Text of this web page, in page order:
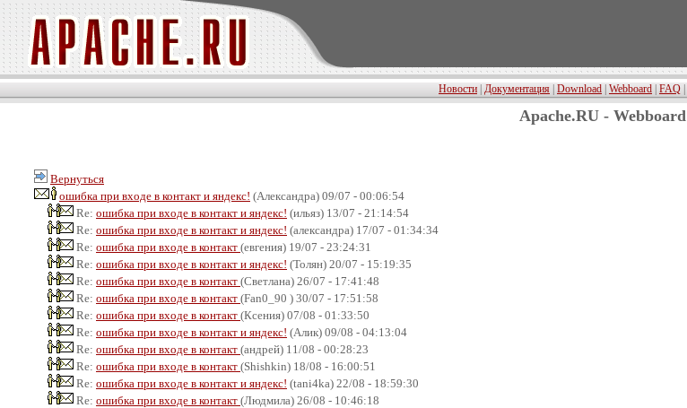
Новости Документация Download Webboard FAQ
Apache.RU - Webboard
Вернуться
ошибка при входе в контакт и яндекс! (Александра) 09/07 - 00:06:54
Re: ошибка при входе в контакт и яндекс! (ильяз) 13/07 - 21:14:54
Re: ошибка при входе в контакт и яндекс! (александра) 17/07 - 01:34:34
Re: ошибка при входе в контакт (евгения) 19/07 - 23:24:31
Re: ошибка при входе в контакт и яндекс! (Толян) 20/07 - 15:19:35
Re: ошибка при входе в контакт (Светлана) 26/07 - 17:41:48
Re: ошибка при входе в контакт (Fan0_90 ) 30/07 - 17:51:58
Re: ошибка при входе в контакт (Ксения) 07/08 - 01:33:50
Re: ошибка при входе в контакт и яндекс! (Алик) 09/08 - 04:13:04
Re: ошибка при входе в контакт (андрей) 11/08 - 00:28:23
Re: ошибка при входе в контакт (Shishkin) 18/08 - 16:00:51
Re: ошибка при входе в контакт и яндекс! (tani4ka) 22/08 - 18:59:30
Re: ошибка при входе в контакт (Людмила) 26/08 - 10:46:18